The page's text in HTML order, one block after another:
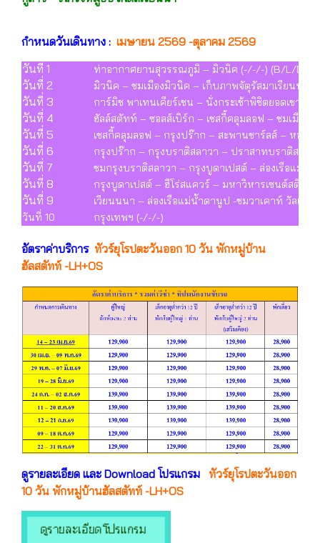
กำหนดวันเดินทาง : เมษายน 2569 -ตุลาคม 2569
วันที่ 1
ท่าอากาศยานสุวรรณภูมิ – มิวนิค (-/-/-) (B/L/D)
วันที่ 2 มิวนิค – ชมเมืองมิวนิค – เก็บภาพจัตุรัสมาเรียนพลา
วันที่ 3 การ์มิช พาเทนเคียร์เชน – นั่งกระเช้าพิชิตยอดเขา
วันที่ 4 ฮัลล์สตัทท์ – ซอลส์เบิร์ก – เชสกี้คลุมลอฟ – ชมเมือง
วันที่ 5 เชสกี้คลุมลอฟ – กรุงปร๊าก – สะพานชาร์ลส์ – หอน
วันที่ 6 กรุงปร๊าก – กรุงบราติสลาวา – ปราสาทบราติสลา
วันที่ 7 ชมกรุงบราติสลาวา – กรุงบูดาเปสต์ – ล่องเรือแม่น้
วันที่ 8 กรุงบูดาเปสต์ – ฮีโร่สแควร์ – มหาวิหารเซนต์สตีเฟ่
วันที่ 9
เวียนนนา – ล่องเรือแม่น้ำดานูป -ชมวาเคาท์ วัลเลย์
วันที่ 10
กรุงเทพฯ (-/-/-)
อัตราค่าบริการทัวร์ยุโรปตะวันออก 10 วัน พักหมู่บ้าน
ฮัลสตัทท์ -LH+OS
ดูรายละเอียด และ Download โปรแกรม ทัวร์ยุโรปตะวันออก
10 วัน พักหมู่บ้านฮัลสตัทท์ -LH+OS